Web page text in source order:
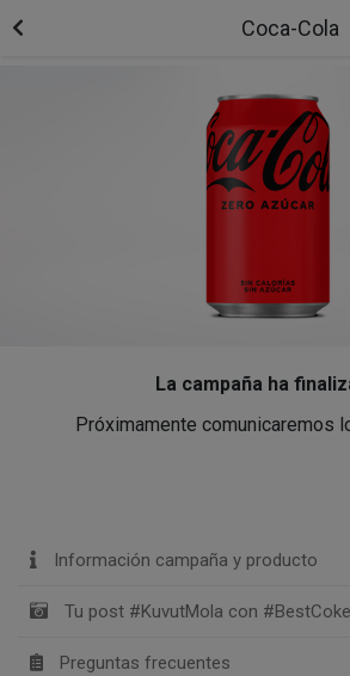
Coca-Cola
La campaña ha
Próximamente comunicaremos
Información campaña y producto
Tu post #KuvutMola con
Preguntas frecuentes